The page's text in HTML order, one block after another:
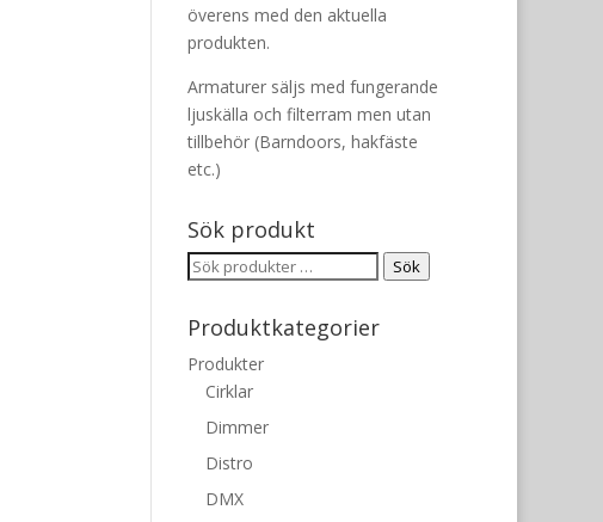
överens med den aktuella
produkten.
Armaturer säljs med fungerande
ljuskälla och filterram men utan
tillbehör (Barndoors, hakfäste
etc.)
Sök produkt
Sök
Sök
Produktkategorier
Produkter
Cirklar
Dimmer
Distro
DMX